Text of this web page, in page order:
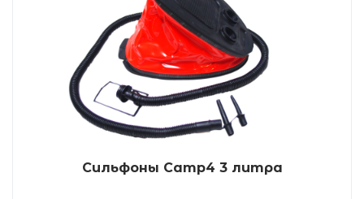
Сильфоны Camp4 3 литра